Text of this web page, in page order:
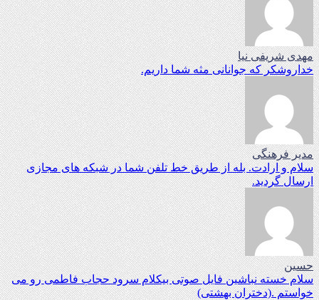
مهدی شریفی نیا
خداروشکر که جوانانی مثه شما داریم.
مدیر فرهنگی
سلام و ارادت. بله از طریق خط تلفن شما در شبکه های مجازی
ارسال گردید.
حسین
سلام خسته نباشین فایل صوتی بیکلام سرود حجاب فاطمی رو می
خواستم .(دختران بهشتی)